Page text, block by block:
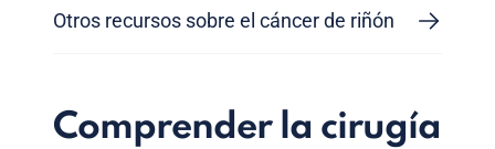
Otros recursos sobre el cáncer de riñón
Comprender la cirugía